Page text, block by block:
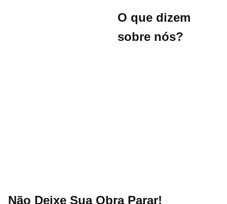
O que dizem
sobre nós?
Não Deixe Sua Obra Parar!